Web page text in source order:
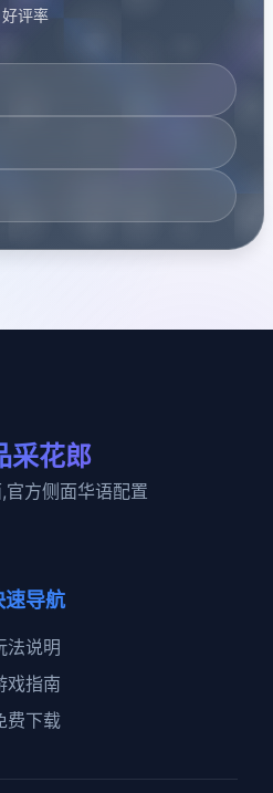
好评率
采花郎
官方侧面华语配置
速导航
法说明
戏指南
费下载